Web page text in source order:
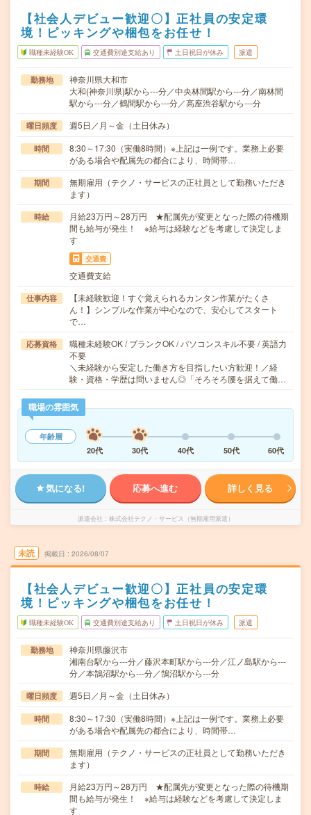
【社会人デビュー歓迎〇】正社員の安定環
境！ピッキングや梱包をお任せ！
職種未経験OK 交通費別途支給あり 土日祝日が休み 派遣
勤務地
神奈川県大和市
大和(神奈川県)駅から---分／中央林間駅から---分／南林間
駅から---分／鶴間駅から---分／高座渋谷駅から---分
曜日頻度 週5日／月～金（土日休み）
時間
8:30～17:30（実働8時間）※上記は一例です。業務上必要
がある場合や配属先の都合により、時間帯…
期間
無期雇用（テクノ・サービスの正社員として勤務いただき
ます）
時給
月給23万円～28万円 ★配属先が変更となった際の待機期
間も給与が発生！ ※給与は経験などを考慮して決定しま
す
交通費
交通費支給
仕事内容
【未経験歓迎！すぐ覚えられるカンタン作業がたくさ
ん！】シンプルな作業が中心なので、安心してスタート
で…
応募資格
職種未経験OK / ブランクOK / パソコンスキル不要 / 英語力
不要
＼未経験から安定した働き方を目指したい方歓迎！／経
験・資格・学歴は問いません◎「そろそろ腰を据えて働…
職場の雰囲気
年齢層
20代
30代 40代 50代 60代
気になる! 応募へ進む 詳しく見る
派遣会社 株式会社テクノ・サービス（無期雇用派遣）
未読 掲載日 2026/08/07
【社会人デビュー歓迎〇】正社員の安定環
境！ピッキングや梱包をお任せ！
職種未経験OK 交通費別途支給あり 土日祝日が休み 派遣
勤務地
神奈川県藤沢市
湘南台駅から---分／藤沢本町駅から---分／江ノ島駅から---
分／本鵠沼駅から---分／鵠沼駅から---分
曜日頻度 週5日／月～金（土日休み）
時間
8:30～17:30（実働8時間）※上記は一例です。業務上必要
がある場合や配属先の都合により、時間帯…
期間
無期雇用（テクノ・サービスの正社員として勤務いただき
ます）
時給
月給23万円～28万円 ★配属先が変更となった際の待機期
間も給与が発生！ ※給与は経験などを考慮して決定しま
す